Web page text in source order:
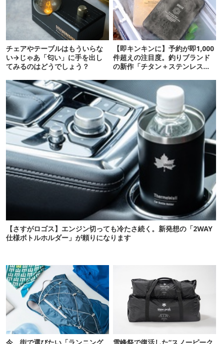
チェアやテーブルはもういらな
い→じゃあ「匂い」に手を出し
てみるのはどうでしょう？
【即キンキンに】予約が即1,000
件超えの注目度。釣りブランド
の新作「チタン＋ステンレスの
【さすがロゴス】エンジン切っても冷たさ続く。新発想の「2WAY
仕様ボトルホルダー」が頼りになります
今、街で選びたい「ランニング
雪峰祭で復活した“スノーピーク